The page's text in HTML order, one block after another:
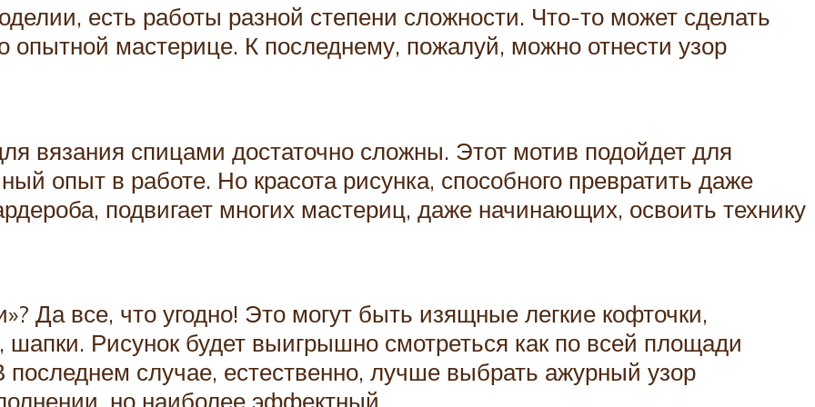
есть работы разной степени сложности. Что-то может сделать
опытной мастерице. К последнему, пожалуй, можно отнести узор
вязания спицами достаточно сложны. Этот мотив подойдет для
опыт в работе. Но красота рисунка, способного превратить даже
подвигает многих мастериц, даже начинающих, освоить технику
Да все, что угодно! Это могут быть изящные легкие кофточки,
Рисунок будет выигрышно смотреться как по всей площади
случае, естественно, лучше выбрать ажурный узор
но наиболее эффектный.